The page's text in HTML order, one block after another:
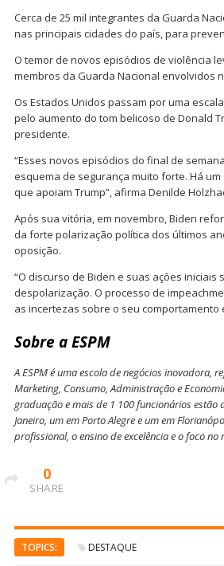
Cerca de 25 mil integrantes da Guarda
nas principais cidades do país, para
O temor de novos episódios de violência
membros da Guarda Nacional envolvidos
Os Estados Unidos passam por uma
pelo aumento do tom belicoso de Donald
presidente.
“Esses novos episódios do final de
esquema de segurança muito forte. Há
que apoiam Trump”, afirma Denilde
Após sua vitória, em novembro, Biden
da forte polarização política dos últimos
oposição.
“O discurso de Biden e suas ações
despolarização. O processo de
as incertezas sobre o seu
Sobre a ESPM
A ESPM é uma escola de negócios inovadora,
Marketing, Consumo, Administração e
graduação e mais de 1 100 funcionários
Janeiro, um em Porto Alegre e um em
profissional, o ensino de excelência e o foco no
0
SHARE
TOPICS: DESTAQUE